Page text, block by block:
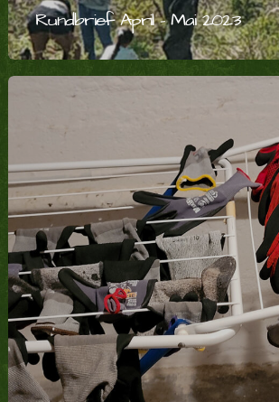
Rundbrief April – Mai 2023